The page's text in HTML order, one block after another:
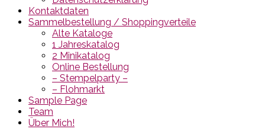
Kontaktdaten
Sammelbestellung / Shoppingverteile
Alte Kataloge
1 Jahreskatalog
2 Minikatalog
Online Bestellung
– Stempelparty –
– Flohmarkt
Sample Page
Team
Über Mich!